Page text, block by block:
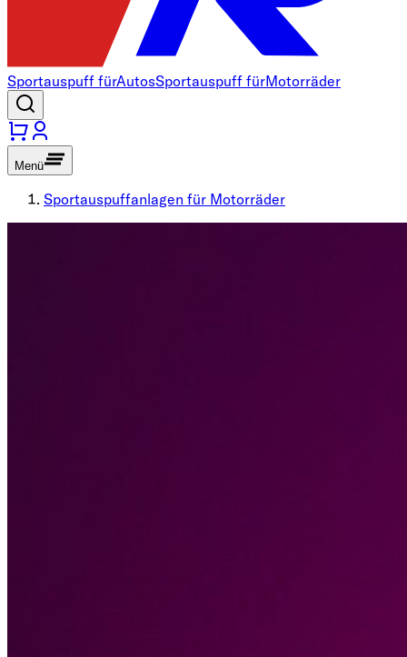
Sportauspuff fürAutosSportauspuff fürMotorräder
Menü
Sportauspuffanlagen für Motorräder